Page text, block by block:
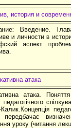
история и
Введение.
и личности в
аспект
атака
атака.
педагогічного
передбачає
уроку (читання